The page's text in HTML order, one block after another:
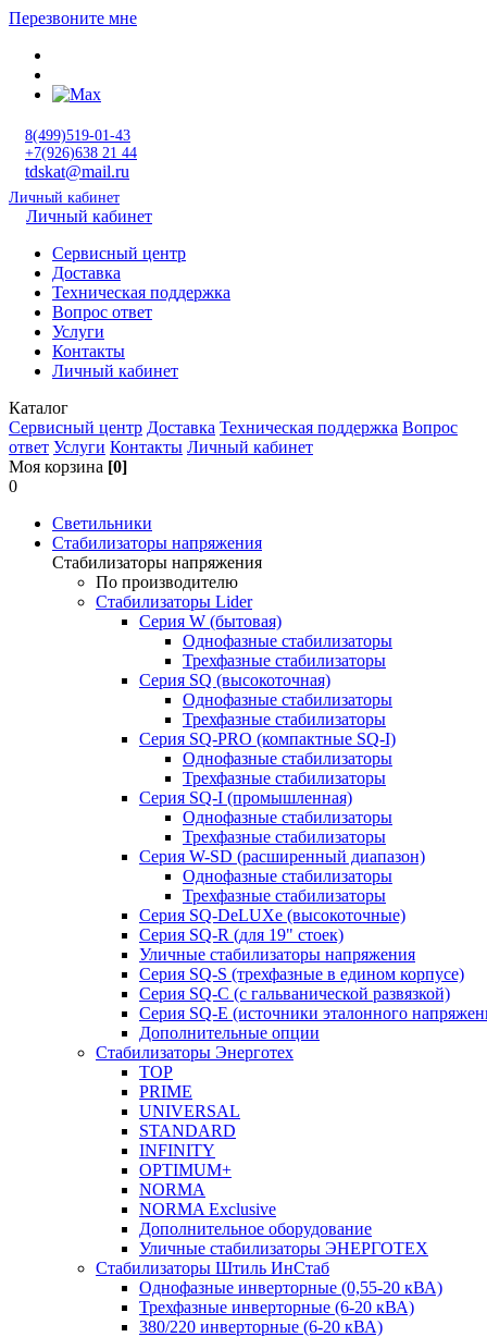
Перезвоните мне
8(499)519-01-43
+7(926)638 21 44
tdskat@mail.ru
Личный кабинет
Личный кабинет
Сервисный центр
Доставка
Техническая поддержка
Вопрос ответ
Услуги
Контакты
Личный кабинет
Каталог
Сервисный центр Доставка Техническая поддержка Вопрос
ответ Услуги Контакты Личный кабинет
Моя корзина [0]
0
Светильники
Стабилизаторы напряжения
Стабилизаторы напряжения
По производителю
Стабилизаторы Lider
Cерия W (бытовая)
Однофазные стабилизаторы
Трехфазные стабилизаторы
Серия SQ (высокоточная)
Однофазные стабилизаторы
Трехфазные стабилизаторы
Cерия SQ-PRO (компактные SQ-I)
Однофазные стабилизаторы
Трехфазные стабилизаторы
Серия SQ-I (промышленная)
Однофазные стабилизаторы
Трехфазные стабилизаторы
Серия W-SD (расширенный диапазон)
Однофазные стабилизаторы
Трехфазные стабилизаторы
Серия SQ-DeLUXe (высокоточные)
Серия SQ-R (для 19" стоек)
Уличные стабилизаторы напряжения
Серия SQ-S (трехфазные в едином корпусе)
Серия SQ-C (с гальванической развязкой)
Cерия SQ-E (источники эталонного
Дополнительные опции
Стабилизаторы Энерготех
TOP
PRIME
UNIVERSAL
STANDARD
INFINITY
OPTIMUM+
NORMA
NORMA Exclusive
Дополнительное оборудование
Уличные стабилизаторы ЭНЕРГОТЕХ
Стабилизаторы Штиль ИнСтаб
Однофазные инверторные (0,55-20 кВА)
Трехфазные инверторные (6-20 кВА)
380/220 инверторные (6-20 кВА)